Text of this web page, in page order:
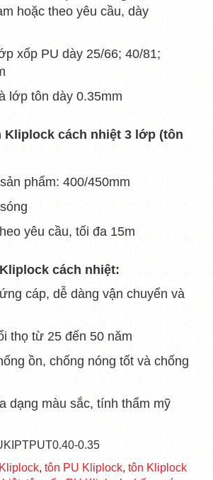
hoặc theo yêu cầu, dày
xốp PU dày 25/66; 40/81;
lớp tôn dày 0.35mm
Kliplock cách nhiệt 3 lớp (tôn
phẩm: 400/450mm
yêu cầu, tối đa 15m
cách nhiệt:
cáp, dễ dàng vận chuyển và
thọ từ 25 đến 50 năm
ồn, chống nóng tốt và chống
dạng màu sắc, tính thẩm mỹ
0.35
, tôn PU Kliplock, tôn Kliplock